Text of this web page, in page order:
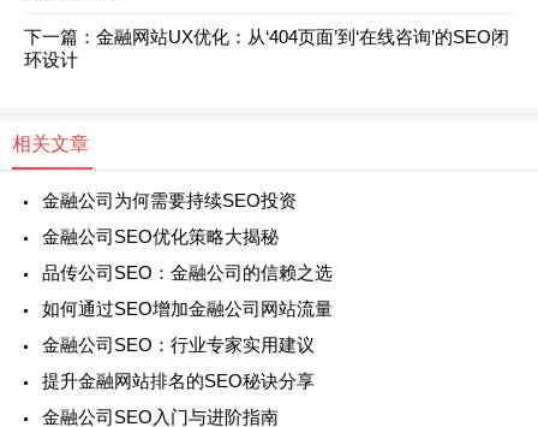
下一篇：金融网站UX优化：从‘404页面’到‘在线咨询’的SEO闭
环设计
相关文章
金融公司为何需要持续SEO投资
金融公司SEO优化策略大揭秘
品传公司SEO：金融公司的信赖之选
如何通过SEO增加金融公司网站流量
金融公司SEO：行业专家实用建议
提升金融网站排名的SEO秘诀分享
金融公司SEO入门与进阶指南